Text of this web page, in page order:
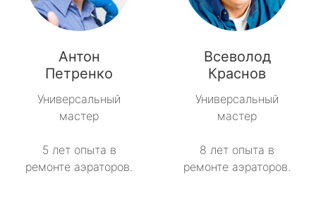
Антон
Петренко
Универсальный
мастер
5 лет опыта в
ремонте аэраторов.
Всеволод
Краснов
Универсальный
мастер
8 лет опыта в
ремонте аэраторов.